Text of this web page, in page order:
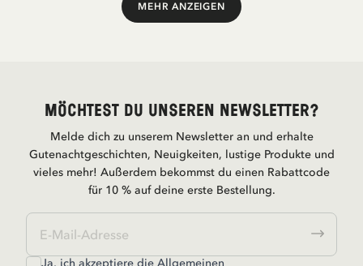
MEHR ANZEIGEN
Mehr anzeigen
Möchtest du unseren Newsletter?
Melde dich zu unserem Newsletter an und erhalte
Gutenachtgeschichten, Neuigkeiten, lustige Produkte und
vieles mehr! Außerdem bekommst du einen Rabattcode
für 10 % auf deine erste Bestellung.